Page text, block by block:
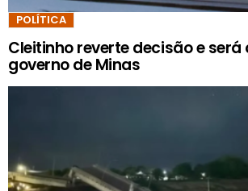
POLÍTICA
Cleitinho reverte decisão e
governo de Minas